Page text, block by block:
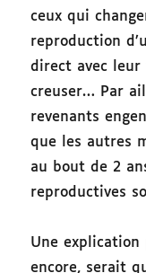
ceux qui
reproduction
direct avec leur
creuser… Par
revenants
que les autres
au bout de 2
reproductives
Une
encore, serait